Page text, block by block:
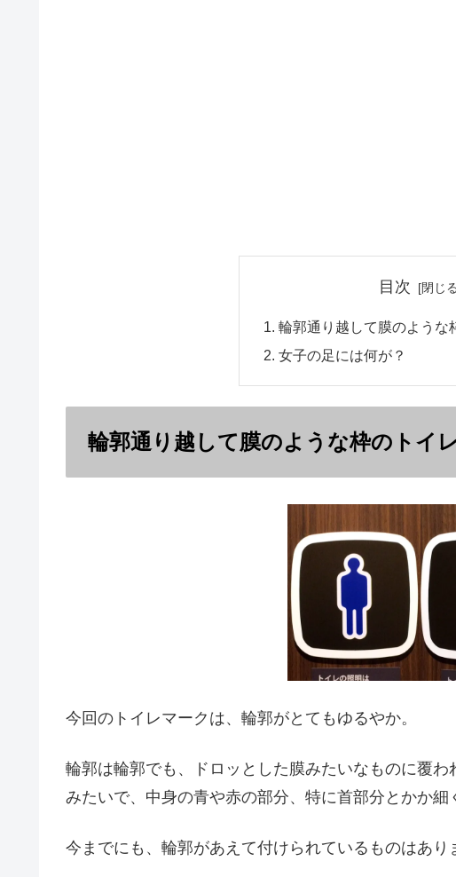
目次
輪郭通り越して膜のような
女子の足には何が？
輪郭通り越して膜のような枠のトイ
今回のトイレマークは、輪郭がとてもゆるやか。
輪郭は輪郭でも、ドロッとした膜みたいなものに覆わ
みたいで、中身の青や赤の部分、特に首部分とかか細
今までにも、輪郭があえて付けられているものはあり